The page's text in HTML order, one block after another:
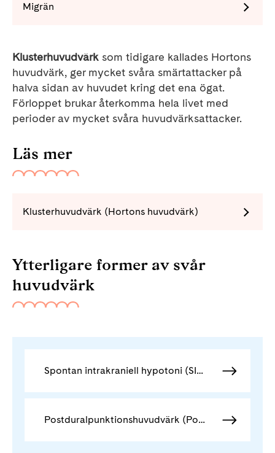
Migrän
Klusterhuvudvärk som tidigare kallades Hortons
huvudvärk, ger mycket svåra smärtattacker på
halva sidan av huvudet kring det ena ögat.
Förloppet brukar återkomma hela livet med
perioder av mycket svåra huvudvärksattacker.
Läs mer
Klusterhuvudvärk (Hortons huvudvärk)
Ytterligare former av svår
huvudvärk
Spontan intrakraniell hypotoni (SIH)
Postduralpunktionshuvudvärk (Post Dural Puncture Headache, PDPH)